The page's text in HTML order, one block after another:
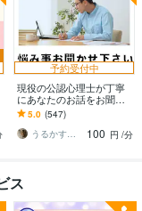
予約受付中
現役の公認心理士が丁寧
にあなたのお話をお聞き
します 日ごろの悩み事か
ら精神症状まであなたの
お話をお聞かせください
5.0 (547)
うるかす◇公認心理士◇
100 円 /分
ス